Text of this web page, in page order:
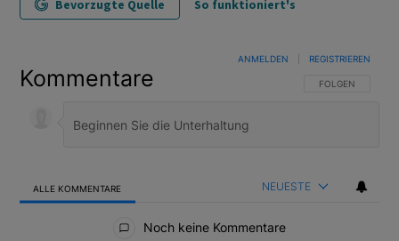
Bevorzugte Quelle So funktioniert's
Kommentare FOLGE DIESER
FOLGEN
ANMELDEN REGISTRIEREN
ALLE KOMMENTARE NEUESTE
Noch keine Kommentare